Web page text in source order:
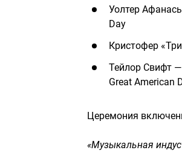
Уолтер
Day
Кристофер
Тейлор Свифт —
Great American
Церемония
«Музыкальная